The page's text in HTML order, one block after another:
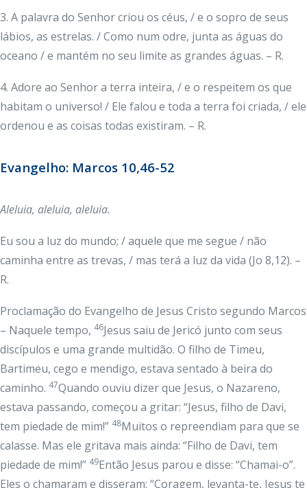
3. A palavra do Senhor criou os céus, / e o sopro de seus
lábios, as estrelas. / Como num odre, junta as águas do
oceano / e mantém no seu limite as grandes águas. – R.
4. Adore ao Senhor a terra inteira, / e o respeitem os que
habitam o universo! / Ele falou e toda a terra foi criada, / ele
ordenou e as coisas todas existiram. – R.
Evangelho: Marcos 10,46-52
Aleluia, aleluia, aleluia.
Eu sou a luz do mundo; / aquele que me segue / não
caminha entre as trevas, / mas terá a luz da vida (Jo 8,12). –
R.
Proclamação do Evangelho de Jesus Cristo segundo Marcos
– Naquele tempo, 46Jesus saiu de Jericó junto com seus
discípulos e uma grande multidão. O filho de Timeu,
Bartimeu, cego e mendigo, estava sentado à beira do
caminho. 47Quando ouviu dizer que Jesus, o Nazareno,
estava passando, começou a gritar: “Jesus, filho de Davi,
tem piedade de mim!” 48Muitos o repreendiam para que se
calasse. Mas ele gritava mais ainda: “Filho de Davi, tem
piedade de mim!” 49Então Jesus parou e disse: “Chamai-o”.
Eles o chamaram e disseram: “Coragem, levanta-te, Jesus te